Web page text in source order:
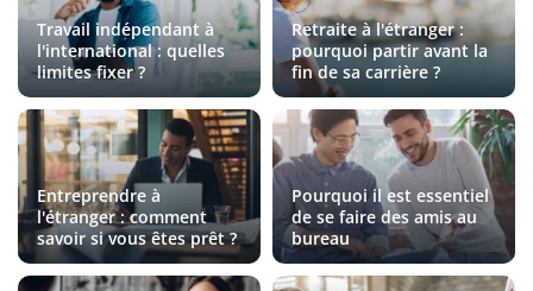
Travail indépendant à
l'international : quelles
limites fixer ?
Retraite à l'étranger :
pourquoi partir avant la
fin de sa carrière ?
Entreprendre à
l'étranger : comment
savoir si vous êtes prêt ?
Pourquoi il est essentiel
de se faire des amis au
bureau